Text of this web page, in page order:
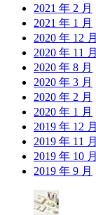
2021 年 2 月
2021 年 1 月
2020 年 12 月
2020 年 11 月
2020 年 8 月
2020 年 3 月
2020 年 2 月
2020 年 1 月
2019 年 12 月
2019 年 11 月
2019 年 10 月
2019 年 9 月